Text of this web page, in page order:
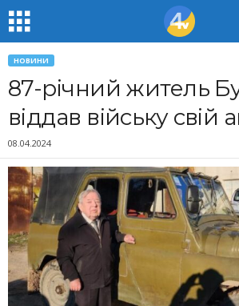
НОВИНИ
87-річний житель
віддав війську свій
08.04.2024